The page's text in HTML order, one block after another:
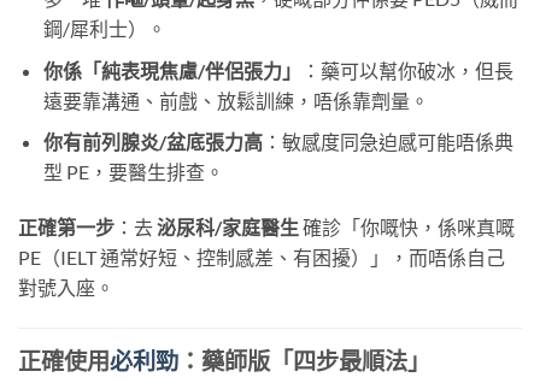
鋼/犀利士）。
你係「純表現焦慮/伴侶張力」
：藥可以幫你破冰，但長
遠要靠溝通、前戲、放鬆訓練，唔係靠劑量。
你有前列腺炎/盆底張力高：敏感度同急迫感可能唔係典
型 PE，要醫生排查。
正確第一步 ：去泌尿科/家庭醫生 ​ 確診「你嘅快，係咪真嘅
PE（IELT 通常好短、控制感差、有困擾）」，而唔係自己
對號入座。
正確使用必利勁 ：藥師版「四步最順法」